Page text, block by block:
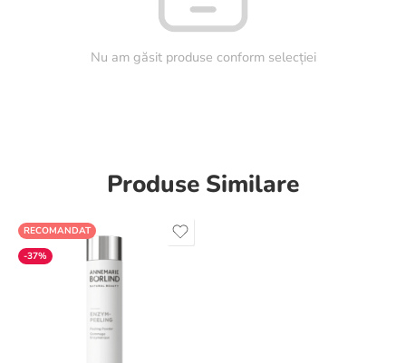
Nu am găsit produse conform selecției
Produse Similare
RECOMANDAT
-37%